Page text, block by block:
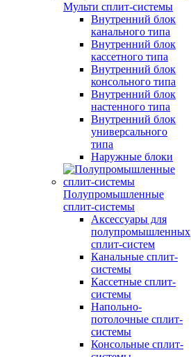
Мульти сплит-системы
Внутренний блок
канального типа
Внутренний блок
кассетного типа
Внутренний блок
консольного типа
Внутренний блок
настенного типа
Внутренний блок
универсального
типа
Наружные блоки
Полупромышленные
сплит-системы
Аксессуары для
полупромышленных
сплит-систем
Канальные сплит-
системы
Кассетные сплит-
системы
Напольно-
потолочные сплит-
системы
Консольные сплит-